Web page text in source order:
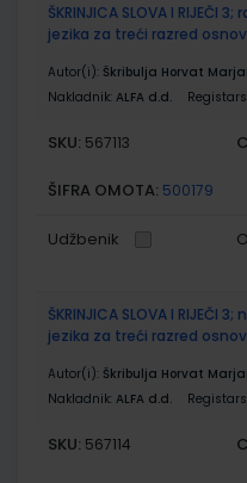
ŠKRINJICA SLOVA I RIJEČI
jezika za treći razred
Autor(i): Škribulja Horvat
Nakladnik: ALFA d.d.
SKU: 567113
ŠIFRA OMOTA: 500179
Udžbenik
ŠKRINJICA SLOVA I
jezika za treći razred
Autor(i): Škribulja Horvat
Nakladnik: ALFA d.d.
SKU: 567114